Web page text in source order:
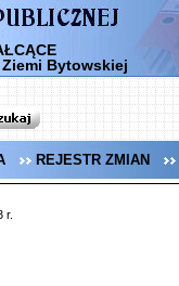
Bytowskiej
REJESTR ZMIAN
r.